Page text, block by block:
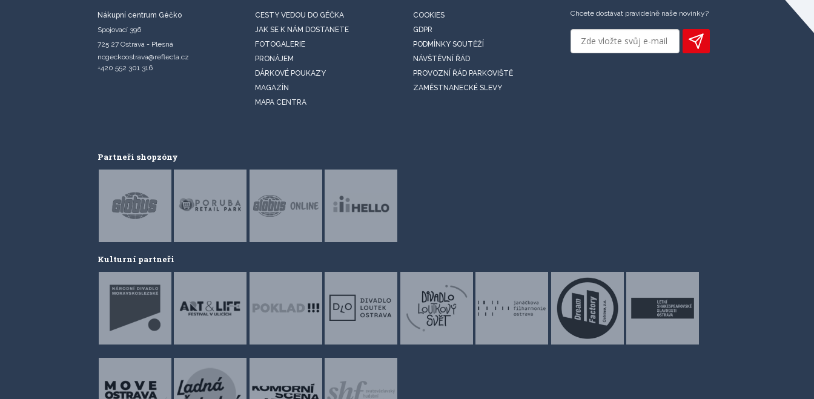
Nákupní centrum Géčko
Spojovací 396
725 27 Ostrava - Plesná
ncgeckoostrava@reflecta.cz
+420 552 301 316
CESTY VEDOU DO GÉČKA
JAK SE K NÁM DOSTANETE
FOTOGALERIE
PRONÁJEM
DÁRKOVÉ POUKAZY
MAGAZÍN
MAPA CENTRA
COOKIES
GDPR
PODMÍNKY SOUTĚŽÍ
NÁVŠTĚVNÍ ŘÁD
PROVOZNÍ ŘÁD PARKOVIŠTĚ
ZAMĚSTNANECKÉ SLEVY
Chcete dostávat pravidelně naše novinky?
Partneři shopzóny
Kulturní partneři